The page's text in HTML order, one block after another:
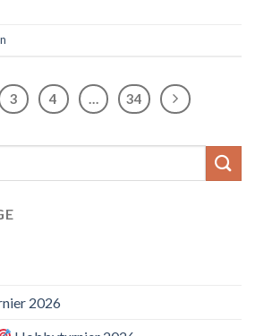
2026
3 4 34